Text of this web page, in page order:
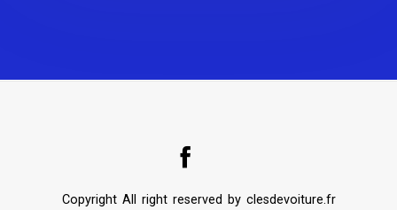
Copyright All right reserved by clesdevoiture.fr